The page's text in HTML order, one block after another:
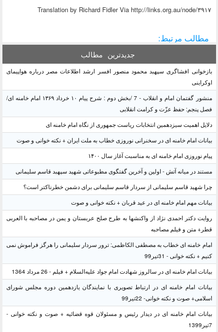
Translation by Richard Fidler Via http://links.org.au/node/۳۹۱۷
مطالب مرتبط:
جدیدترین مطالب
بازخوانی افشاگری سپهبد محمود منصور افسر ارشد اطلاعات مصر درباره هواپیمای
اوکراینی
منشور گفتمان امام و انقلاب - 7 /بخش دوم : شرح پیام ۱۰ خرداد ۱۳۶۹ امام خامنه ای/
فصل پنجم: حفظ عزّت و کرامت انقلابی
دلایل اهمیت سیزدهمین انتخابات ریاست جمهوری از نگاه امام خامنه ای
بیانات امام خامنه ای در سخنرانی نوروزی خطاب به ملت ایران + نکته خوانی و صوت
پیام نوروزی امام خامنه ای به مناسبت آغاز سال ۱۴۰۰
مستند در میانه آتش - اولین و آخرین گفتگوی مطبوعاتی شهید سپهبد قاسم سلیمانی
چرا شهید قاسم سلیمانی از سردار قاسم سلیمانی برای دشمن خطرناکتر است؟
بیانات مهم امام خامنه ای در عید قربان + نکته خوانی و صوت
روایت دکتر احمدی نژاد از واکنشها به طرح صلح عربستان و یمن در مصاحبه با العربی
قطر+ متن و فیلم مصاحبه
امام خامنه ای خطاب به مصطفی الکاظمی: ترور سردار سلیمانی را هرگز فراموش نمی
کنیم + نکته خوانی - 31تیر99
بیانات امام خامنه ای در سالروز شهادت امام جواد علیه‌السلام + فیلم - 26 مرداد 1364
بیانات امام خامنه ای در ارتباط تصویری با نمایندگان یازدهمین دوره مجلس شورای
اسلامی+ صوت و نکته خوانی- 22تیر99
بیانات امام خامنه ای در دیدار رئیس و مسئولان قوه قضائیه + صوت و نکته خوانی -
7تیر1399